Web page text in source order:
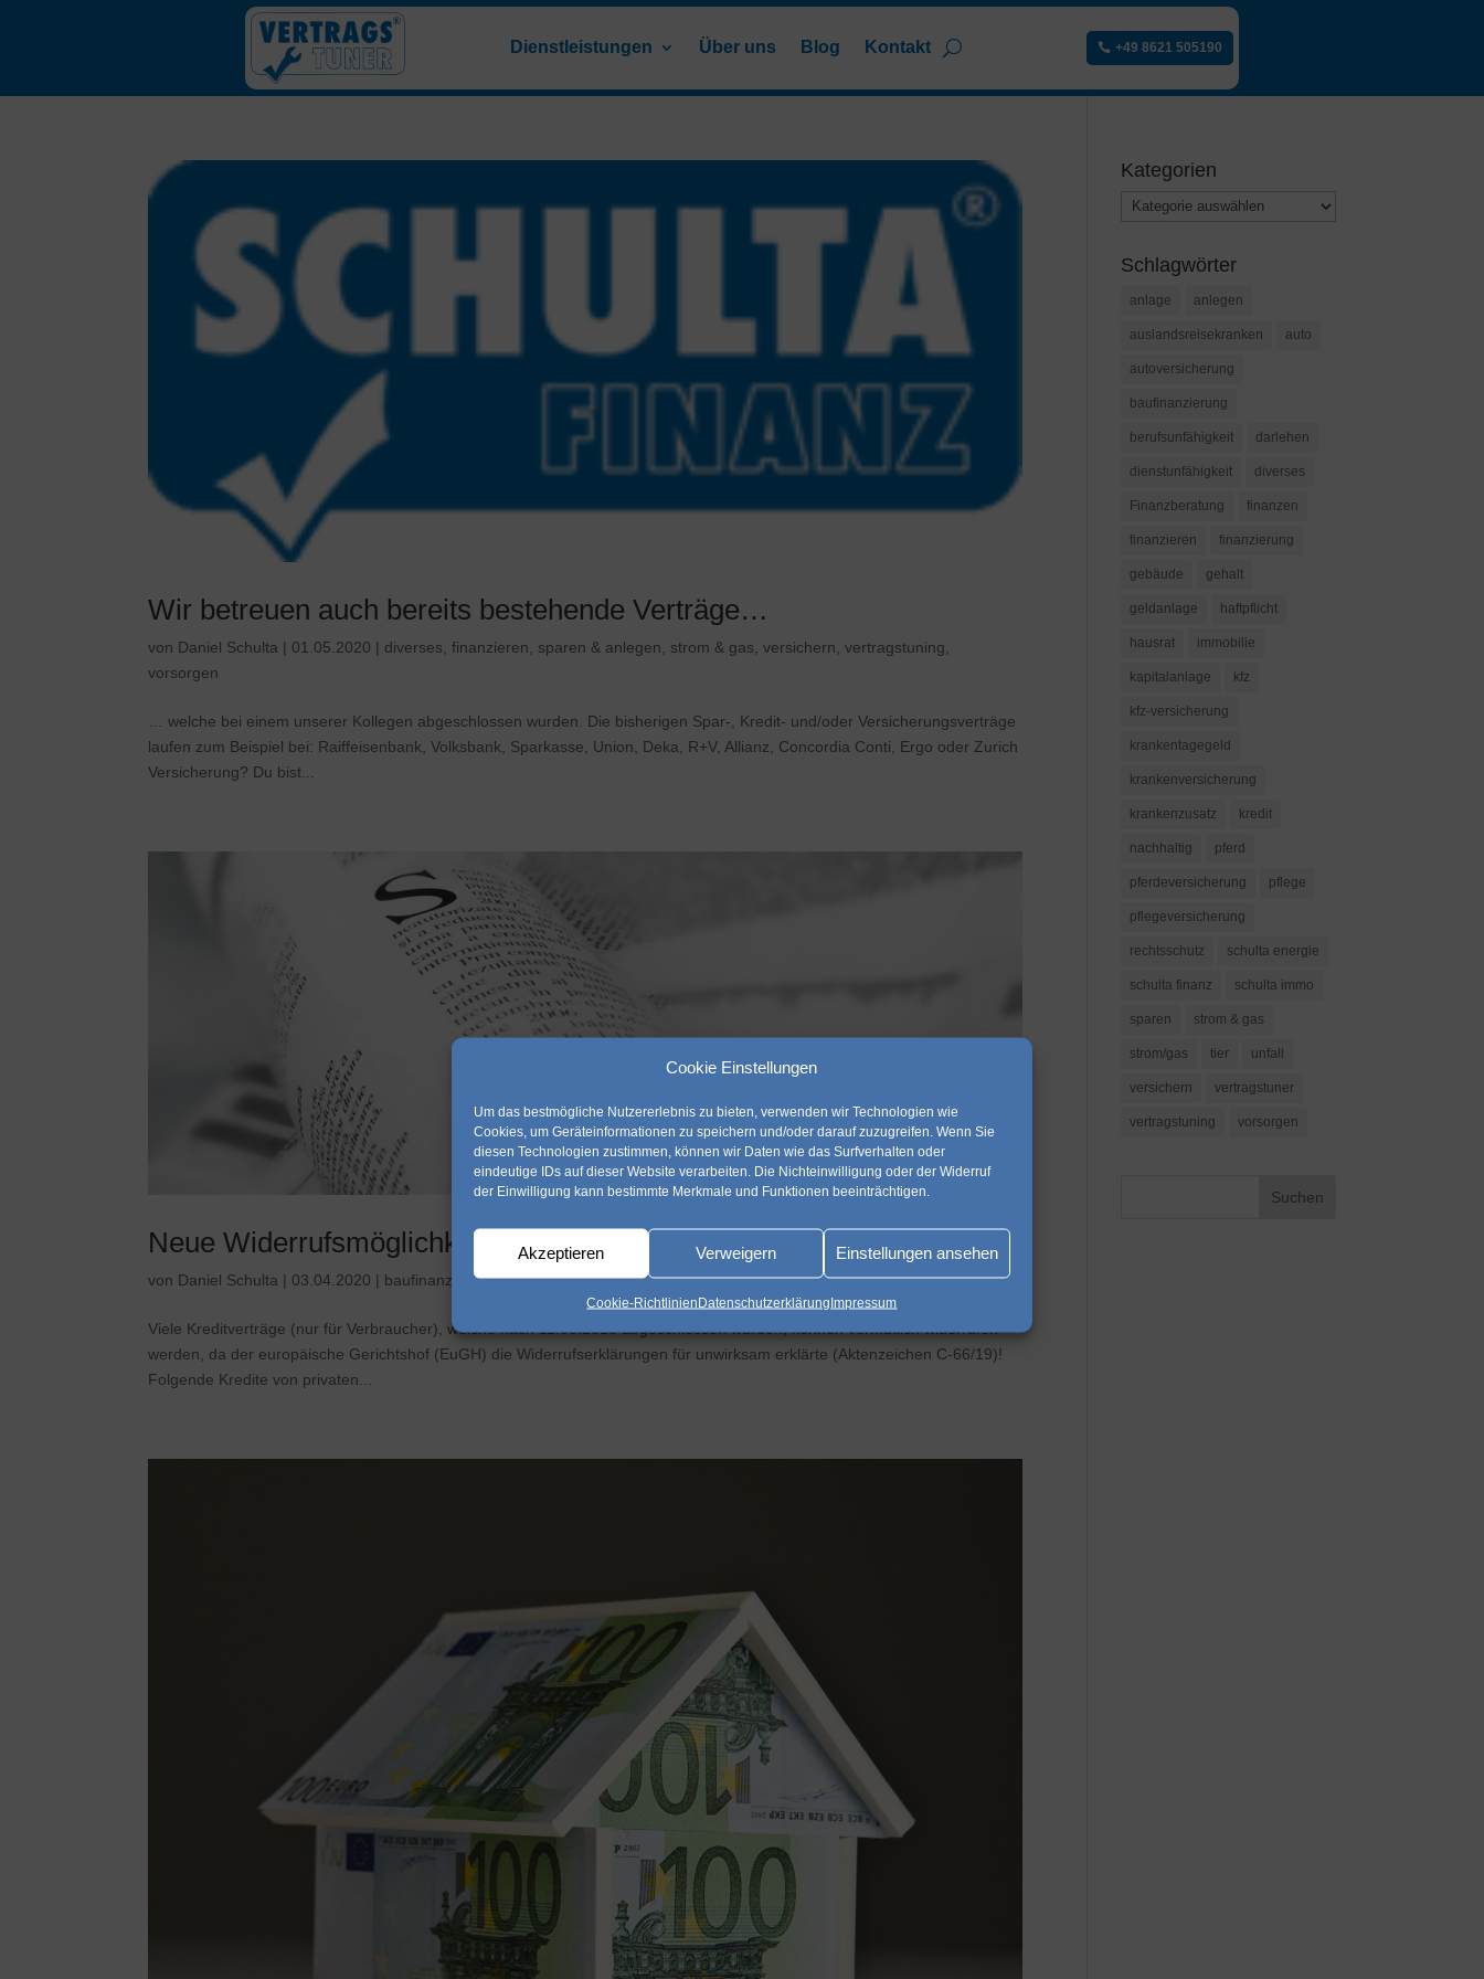
Cookie Einstellungen
Um das bestmögliche Nutzererlebnis zu bieten, verwenden wir Technologien wie
Cookies, um Geräteinformationen zu speichern und/oder darauf zuzugreifen. Wenn Sie
diesen Technologien zustimmen, können wir Daten wie das Surfverhalten oder
eindeutige IDs auf dieser Website verarbeiten. Die Nichteinwilligung oder der Widerruf
der Einwilligung kann bestimmte Merkmale und Funktionen beeinträchtigen.
Akzeptieren Verweigern Einstellungen ansehen
Cookie-RichtlinienDatenschutzerklärungImpressum
Dienstleistungen Über uns Blog Kontakt +49 8621 505190
Wir betreuen auch bereits bestehende Verträge…
von Daniel Schulta | 01.05.2020 | diverses ,finanzieren sparen & anlegen strom & gas ,versichern ,vertragstuning
vorsorgen
… welche bei einem unserer Kollegen abgeschlossen wurden. Die bisherigen Spar-, Kredit- und/oder Versicherungsverträge
laufen zum Beispiel bei: Raiffeisenbank, Volksbank, Sparkasse, Union, Deka, R+V, Allianz, Concordia Conti, Ergo oder Zurich
Versicherung? Du bist...
Neue Widerrufsmöglichkeit von Krediten!
von Daniel Schulta | 03.04.2020 | baufinanzierung,diverses,finanzieren,vertragstuning
Viele Kreditverträge (nur für Verbraucher), welche nach 11.06.2010 abgeschlossen wurden, können vermutlich widerrufen
werden, da der europäische Gerichtshof (EuGH) die Widerrufserklärungen für unwirksam erklärte (Aktenzeichen C-66/19)!
Folgende Kredite von privaten...
Kategorien
Kategorien
Schlagwörter
anlage anlegen
auslandsreisekranken auto
autoversicherung
baufinanzierung
berufsunfähigkeit darlehen
dienstunfähigkeit diverses
Finanzberatung finanzen
finanzieren finanzierung
gebäude gehalt
geldanlage haftpflicht
hausrat immobilie
kapitalanlage kfz
kfz-versicherung
krankentagegeld
krankenversicherung
krankenzusatz kredit
nachhaltig pferd
pferdeversicherung pflege
pflegeversicherung
rechtsschutz schulta energie
schulta finanz schulta immo
sparen strom & gas
strom/gas tier unfall
versichern vertragstuner
vertragstuning vorsorgen